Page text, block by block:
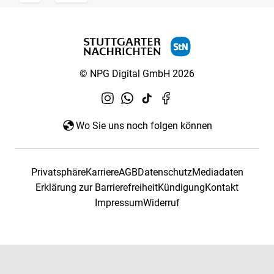
© NPG Digital GmbH 2026
Wo Sie uns noch folgen können
PrivatsphäreKarriereAGBDatenschutzMediadaten
Erklärung zur BarrierefreiheitKündigungKontakt
ImpressumWiderruf